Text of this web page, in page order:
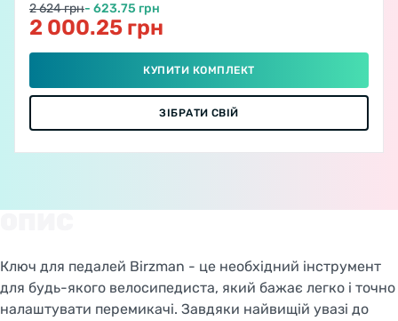
2 624 грн- 623.75 грн
2 000.25 грн
КУПИТИ КОМПЛЕКТ
ЗІБРАТИ СВІЙ
Ключ для педалей Birzman - це необхідний інструмент
для будь-якого велосипедиста, який бажає легко і точно
налаштувати перемикачі. Завдяки найвищій увазі до